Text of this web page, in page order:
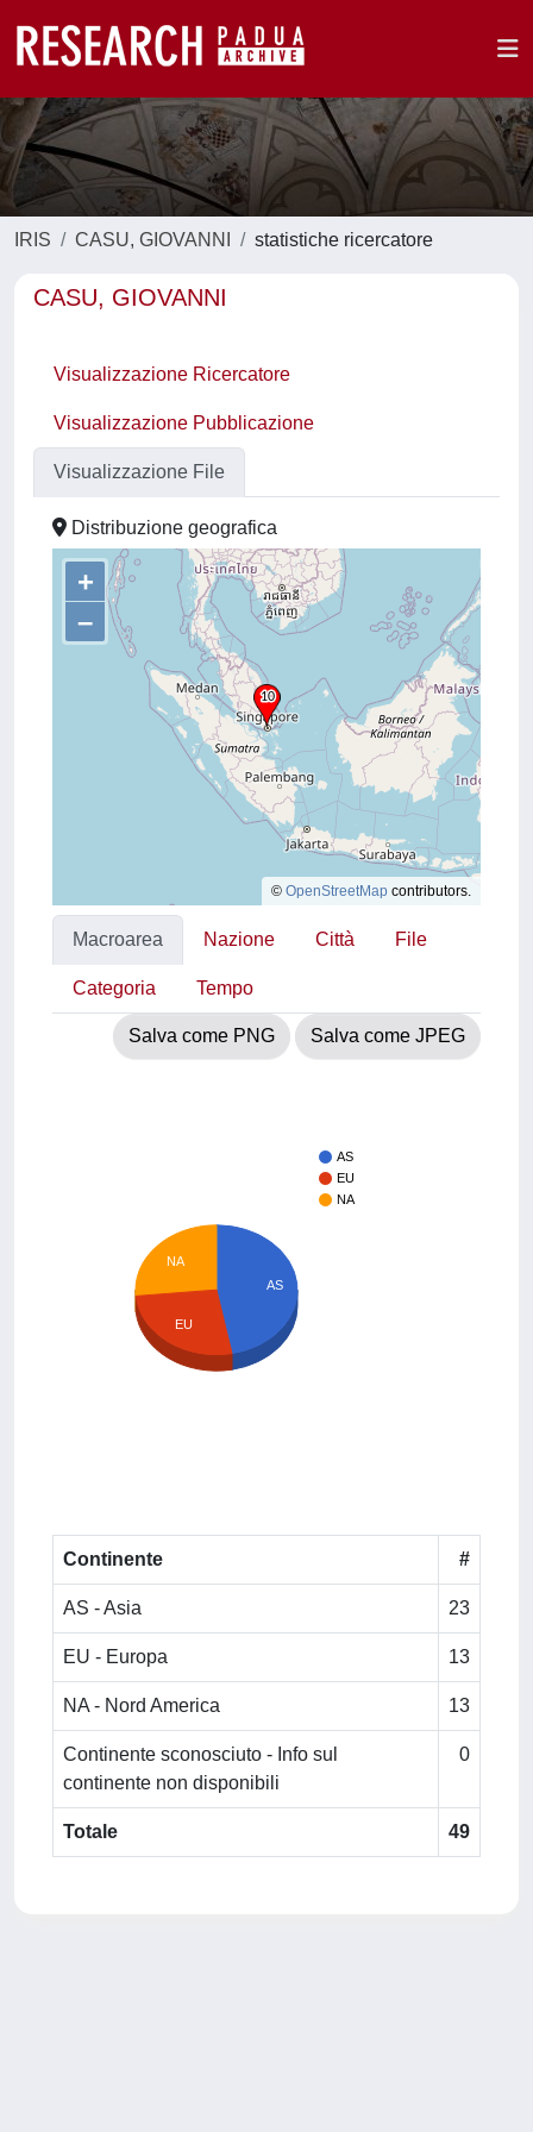
IRIS CASU, GIOVANNI statistiche ricercatore
CASU, GIOVANNI
Visualizzazione Ricercatore
Visualizzazione Pubblicazione
Visualizzazione File
Distribuzione geografica
+
–
© OpenStreetMap contributors.
Macroarea Nazione Città File
Categoria Tempo
Salva come PNG Salva come JPEG
AS
EU
NA
AS
NA
EU
Continente #
AS - Asia 23
EU - Europa 13
NA - Nord America 13
Continente sconosciuto - Info sul
continente non disponibili
0
Totale 49